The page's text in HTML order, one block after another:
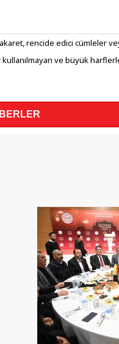
rencide edici cümleler
ve büyük